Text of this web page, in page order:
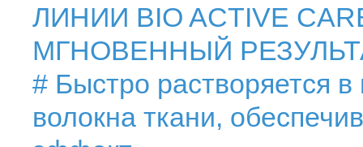
ЛИНИИ BIO ACTIVE
МГНОВЕННЫЙ
# Быстро растворяется
волокна ткани,